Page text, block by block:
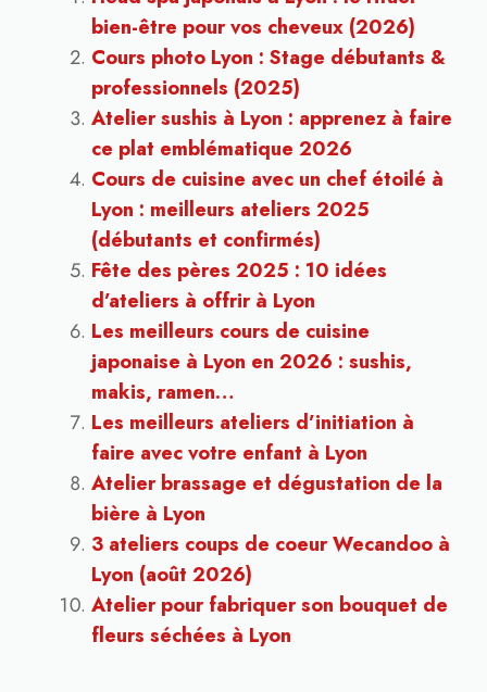
bien-être pour vos cheveux (2026)
Cours photo Lyon : Stage débutants &
professionnels (2025)
Atelier sushis à Lyon : apprenez à faire
ce plat emblématique 2026
Cours de cuisine avec un chef étoilé à
Lyon : meilleurs ateliers 2025
(débutants et confirmés)
Fête des pères 2025 : 10 idées
d’ateliers à offrir à Lyon
Les meilleurs cours de cuisine
japonaise à Lyon en 2026 : sushis,
makis, ramen…
Les meilleurs ateliers d’initiation à
faire avec votre enfant à Lyon
Atelier brassage et dégustation de la
bière à Lyon
3 ateliers coups de coeur Wecandoo à
Lyon (août 2026)
Atelier pour fabriquer son bouquet de
fleurs séchées à Lyon